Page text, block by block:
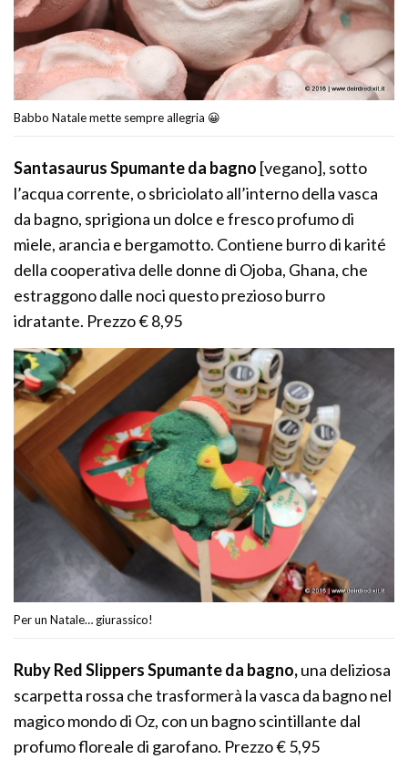
Babbo Natale mette sempre allegria 😀
Santasaurus Spumante da bagno [vegano], sotto
l’acqua corrente, o sbriciolato all’interno della vasca
da bagno, sprigiona un dolce e fresco profumo di
miele, arancia e bergamotto. Contiene burro di karité
della cooperativa delle donne di Ojoba, Ghana, che
estraggono dalle noci questo prezioso burro
idratante. Prezzo € 8,95
Per un Natale… giurassico!
Ruby Red Slippers Spumante da bagno,una deliziosa
scarpetta rossa che trasformerà la vasca da bagno nel
magico mondo di Oz, con un bagno scintillante dal
profumo floreale di garofano. Prezzo € 5,95